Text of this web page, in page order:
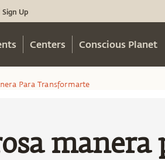
Sign Up
Centers Conscious Planet
Para Transformarte
manera